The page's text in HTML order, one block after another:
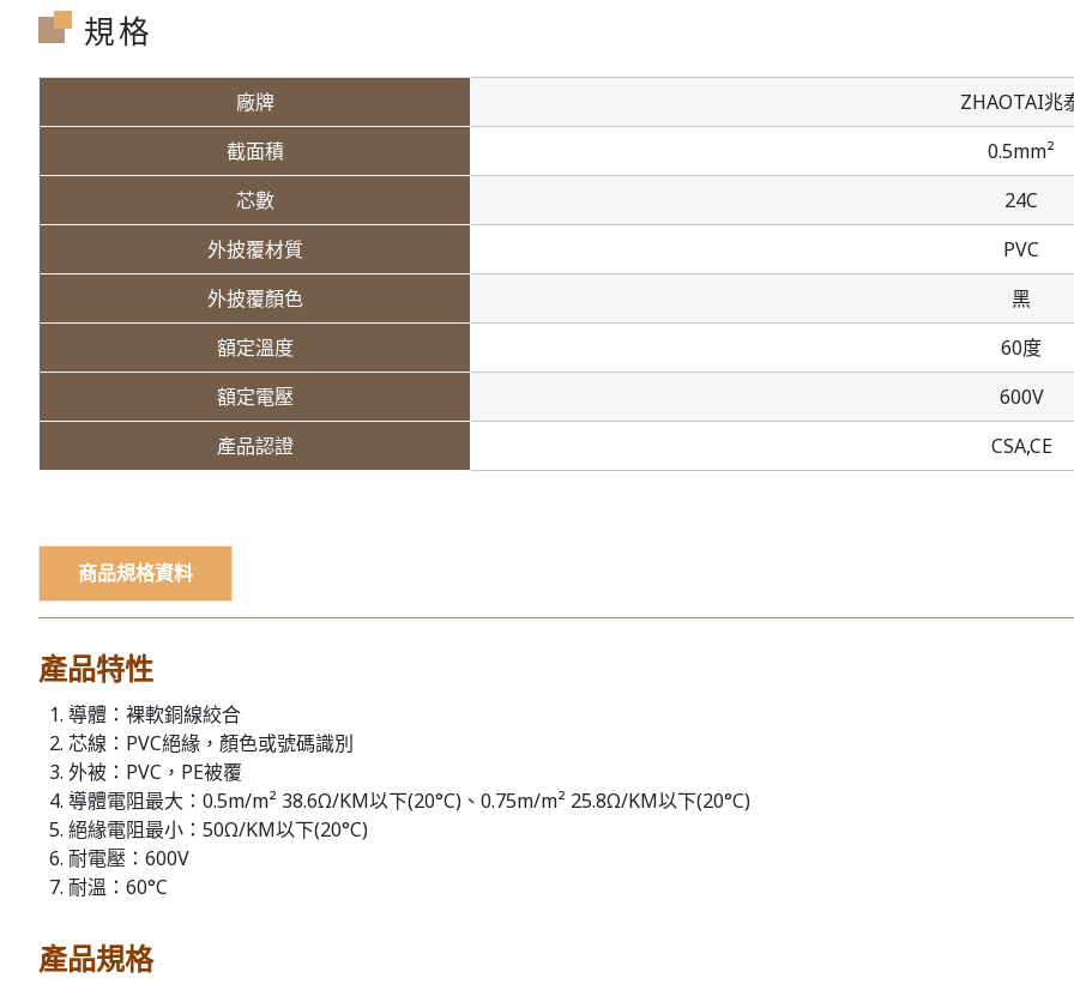
規格
廠牌
ZHAOTAI兆
截面積
0.5mm²
芯數
24C
外披覆材質
PVC
外披覆顏色
黑
額定溫度
60度
額定電壓
600V
產品認證
CSA,CE
商品規格資料
產品特性
導體：裸軟銅線絞合
芯線：PVC絕緣，顏色或號碼識別
外被：PVC，PE被覆
導體電阻最大：0.5m/m² 38.6Ω/KM以下(20°C)、0.75m/m² 25.8Ω/KM以下(20°C)
絕緣電阻最小：50Ω/KM以下(20°C)
耐電壓：600V
耐溫：60°C
產品規格